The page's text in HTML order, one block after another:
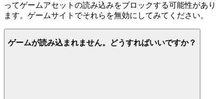
ってゲームアセットの読み込みをブロックする可能性があり
ます。ゲームサイトでそれらを無効にしてみてください。
ゲームが読み込まれません。どうすればいいですか？